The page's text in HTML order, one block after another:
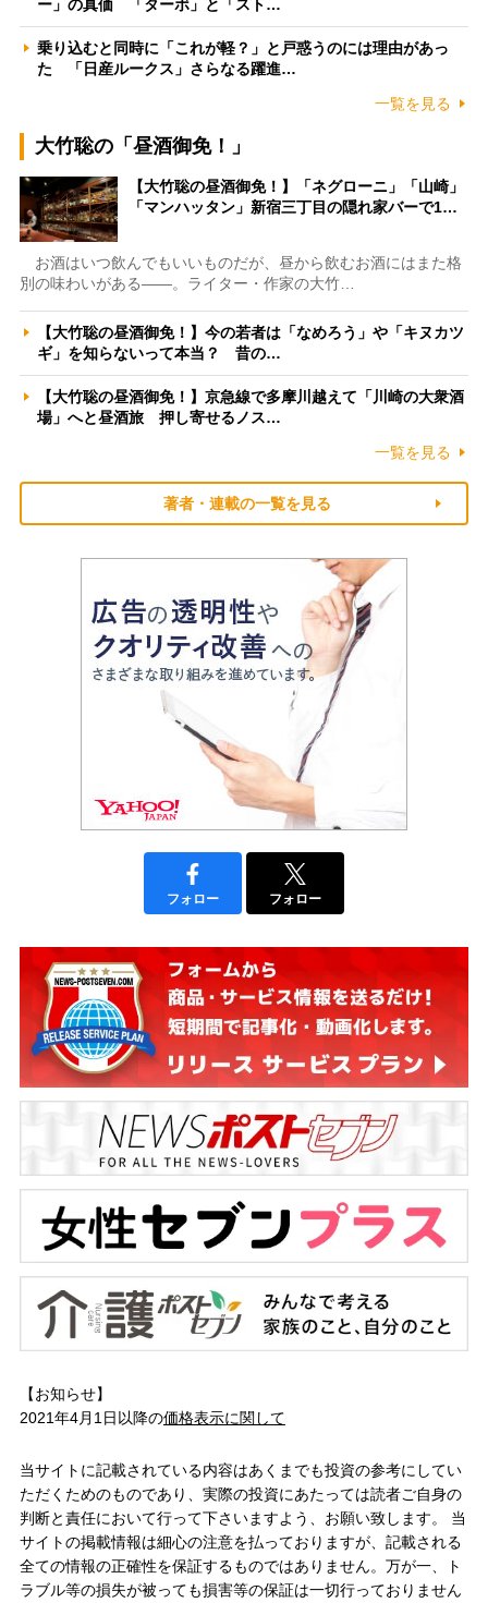
ー」の真価 「ターボ」と「スト…
乗り込むと同時に「これが軽？」と戸惑うのには理由があっ
た 「日産ルークス」さらなる躍進…
一覧を見る
大竹聡の「昼酒御免！」
【大竹聡の昼酒御免！】「ネグローニ」「山崎」
「マンハッタン」新宿三丁目の隠れ家バーで1…
お酒はいつ飲んでもいいものだが、昼から飲むお酒にはまた格
別の味わいがある――。ライター・作家の大竹…
【大竹聡の昼酒御免！】今の若者は「なめろう」や「キヌカツ
ギ」を知らないって本当？ 昔の…
【大竹聡の昼酒御免！】京急線で多摩川越えて「川崎の大衆酒
場」へと昼酒旅 押し寄せるノス…
一覧を見る
著者・連載の一覧を見る
フォロー フォロー
【お知らせ】
2021年4月1日以降の価格表示に関して
当サイトに記載されている内容はあくまでも投資の参考にしてい
ただくためのものであり、実際の投資にあたっては読者ご自身の
判断と責任において行って下さいますよう、お願い致します。 当
サイトの掲載情報は細心の注意を払っておりますが、記載される
全ての情報の正確性を保証するものではありません。万が一、ト
ラブル等の損失が被っても損害等の保証は一切行っておりません